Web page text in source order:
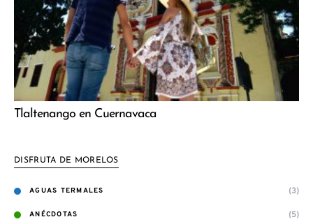
Tlaltenango en Cuernavaca
DISFRUTA DE MORELOS
AGUAS TERMALES (3)
ANÉCDOTAS (5)